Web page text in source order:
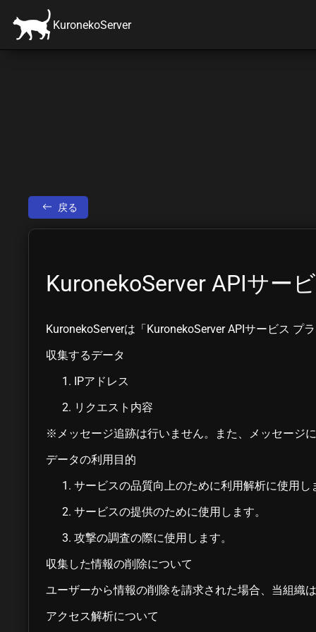
KuronekoServer
戻る
KuronekoServer APIサー
KuronekoServerは「KuronekoServer APIサービス
収集するデータ
IPアドレス
リクエスト内容
※メッセージ追跡は行いません。また、メッセージ
データの利用目的
サービスの品質向上のために利用解析に使用し
サービスの提供のために使用します。
攻撃の調査の際に使用します。
収集した情報の削除について
ユーザーから情報の削除を請求された場合、当組織
アクセス解析について